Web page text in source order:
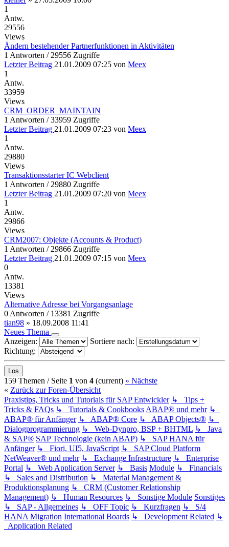
1
Antw.
29556
Views
Ändern bestehender Partnerfunktionen in Aktivitäten
1 Antworten / 29556 Zugriffe
Letzter Beitrag 21.01.2009 07:25 von Meex
1
Antw.
33959
Views
CRM_ORDER_MAINTAIN
1 Antworten / 33959 Zugriffe
Letzter Beitrag 21.01.2009 07:23 von Meex
1
Antw.
29880
Views
Transaktionsstarter IC Webclient
1 Antworten / 29880 Zugriffe
Letzter Beitrag 21.01.2009 07:20 von Meex
1
Antw.
29866
Views
CRM2007: Objekte (Accounts & Product)
1 Antworten / 29866 Zugriffe
Letzter Beitrag 21.01.2009 07:15 von Meex
0
Antw.
13381
Views
Alternative Adresse bei Vorgangsanlage
0 Antworten / 13381 Zugriffe
tian98 » 18.09.2008 11:41
Neues Thema
Anzeigen:
Sortiere nach:
Richtung:
159 Themen / Seite 1 von 4 (current) » Nächste
« Zurück zur Foren-Übersicht
Praxistips, Tricks und Tutorials für SAP Entwickler ↳ Tips +
Tricks & FAQs ↳ Tutorials & Cookbooks ABAP® und mehr ↳
ABAP® für Anfänger ↳ ABAP® Core ↳ ABAP Objects® ↳
Dialogprogrammierung ↳ Web-Dynpro, BSP + BHTML ↳ Java
& SAP® SAP Technologie (kein ABAP) ↳ SAP HANA für
Anfänger ↳ Fiori, UI5, JavaScript ↳ SAP Cloud Platform
NetWeaver® und mehr ↳ Exchange Infrastructure ↳ Enterprise
Portal ↳ Web Application Server ↳ Basis Module ↳ Financials
↳ Sales and Distribution ↳ Material Management &
Produktionsplanung ↳ CRM (Customer Relationship
Management) ↳ Human Resources ↳ Sonstige Module Sonstiges
↳ SAP - Allgemeines ↳ OFF Topic ↳ Kurzfragen ↳ S/4
HANA Migration International Boards ↳ Development Related ↳
Application Related